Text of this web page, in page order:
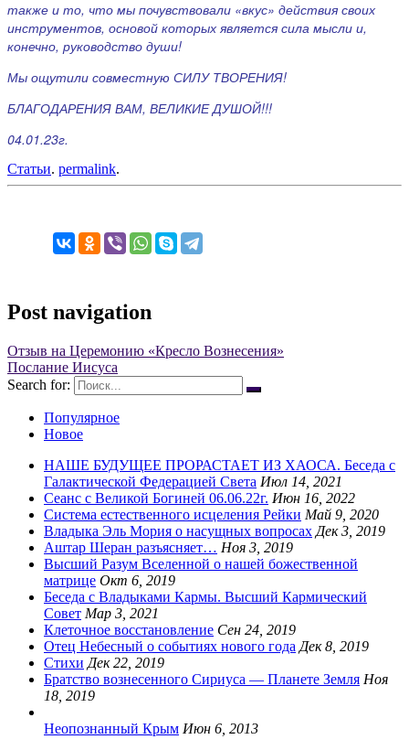
также и то, что мы почувствовали «вкус» действия своих
инструментов, основой которых является сила мысли и,
конечно, руководство души!
Мы ощутили совместную СИЛУ ТВОРЕНИЯ!
БЛАГОДАРЕНИЯ ВАМ, ВЕЛИКИЕ ДУШОЙ!!!
04.01.23г.
Статьи. permalink.
Post navigation
Отзыв на Церемонию «Кресло Вознесения»
Послание Иисуса
Search for:
Популярное
Новое
НАШЕ БУДУЩЕЕ ПРОРАСТАЕТ ИЗ ХАОСА. Беседа с
Галактической Федерацией Света Июл 14, 2021
Сеанс с Великой Богиней 06.06.22г. Июн 16, 2022
Система естественного исцеления Рейки Май 9, 2020
Владыка Эль Мория о насущных вопросах Дек 3, 2019
Аштар Шеран разъясняет… Ноя 3, 2019
Высший Разум Вселенной о нашей божественной
матрице Окт 6, 2019
Беседа с Владыками Кармы. Высший Кармический
Совет Мар 3, 2021
Клеточное восстановление Сен 24, 2019
Отец Небесный о событиях нового года Дек 8, 2019
Стихи Дек 22, 2019
Братство вознесенного Сириуса — Планете Земля Ноя
18, 2019
Неопознанный Крым Июн 6, 2013